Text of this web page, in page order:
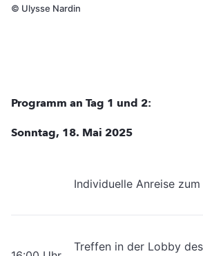
© Ulysse Nardin
Programm an Tag 1 und 2:
Sonntag, 18. Mai 2025
Individuelle Anreise
Treffen in der Lobby